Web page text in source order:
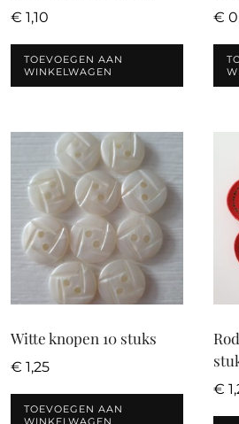
€ 1,10
TOEVOEGEN AAN
WINKELWAGEN
€
Witte knopen 10 stuks
€ 1,25
TOEVOEGEN AAN
WINKELWAGEN
€